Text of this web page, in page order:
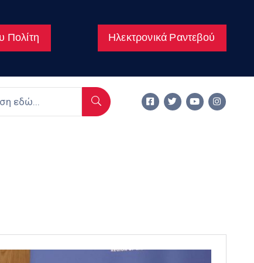
Πολίτη Ηλεκτρονικά Ραντεβού